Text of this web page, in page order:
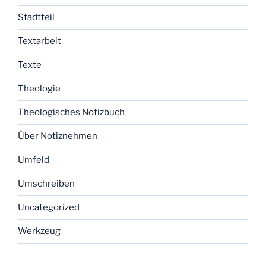
Stadtteil
Textarbeit
Texte
Theologie
Theologisches Notizbuch
Über Notiznehmen
Umfeld
Umschreiben
Uncategorized
Werkzeug